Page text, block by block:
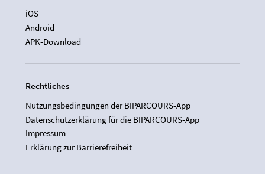
iOS
Android
APK-Download
Rechtliches
Nutzungsbedingungen der BIPARCOURS-App
Datenschutzerklärung für die BIPARCOURS-App
Impressum
Erklärung zur Barrierefreiheit